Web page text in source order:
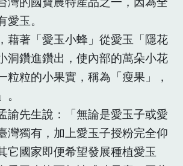
玉。
藉著「愛玉小蜂」從愛玉「隱花
洞鑽進鑽出，使內部的萬朵小花
粒粒的小果實，稱為「瘦果」，
諭先生說：「無論是愛玉子或愛
灣獨有，加上愛玉子授粉完全仰
它國家即便希望發展種植愛玉